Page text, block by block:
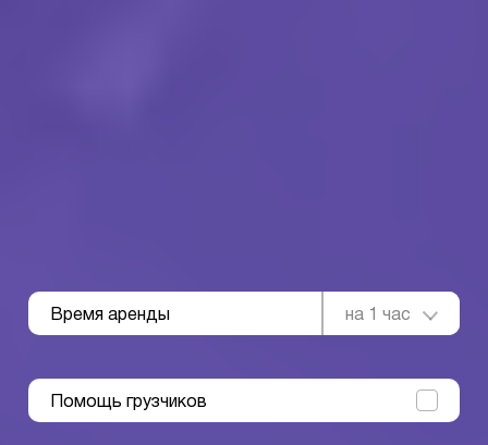
Время аренды на 1 час
Помощь грузчиков